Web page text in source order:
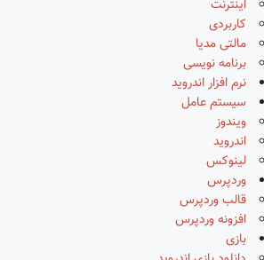
اینترنت
کاربردی
مالتی مدیا
برنامه نویسی
نرم افزار اندروید
سیستم عامل
ویندوز
اندروید
لینوکس
وردپرس
قالب وردپرس
افزونه وردپرس
بازی